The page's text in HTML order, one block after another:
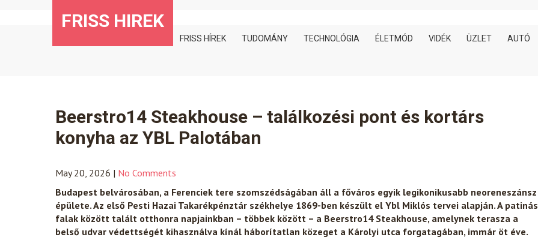
FRISS HIREK
FRISS HÍREK TUDOMÁNY TECHNOLÓGIA ÉLETMÓD VIDÉK ÜZLET AUTÓ
Beerstro14 Steakhouse – találkozési pont és kortárs
konyha az YBL Palotában
May 20, 2026 | No Comments
Budapest belvárosában, a Ferenciek tere szomszédságában áll a főváros egyik legikonikusabb neoreneszánsz
épülete. Az első Pesti Hazai Takarékpénztár székhelye 1869-ben készült el Ybl Miklós tervei alapján. A patinás
falak között talált otthonra napjainkban – többek között – a Beerstro14 Steakhouse, amelynek terasza a
belső udvar védettségét kihasználva kínál háborítatlan közeget a Károlyi utca forgatagában, immár öt éve.